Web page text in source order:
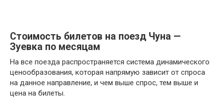
Стоимость билетов на поезд Чуна —
Зуевка по месяцам
На все поезда распространяется система динамического
ценообразования, которая напрямую зависит от спроса
на данное направление, и чем выше спрос, тем выше и
цена на билеты.